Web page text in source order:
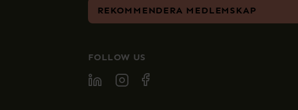
REKOMMENDERA MEDLEMSKAP
FOLLOW US
FOLLOW SPECIA ON LINKEDIN
FOLLOW SPECIA ON INSTAGRAM
FOLLOW SPECIA ON FACEBOOK